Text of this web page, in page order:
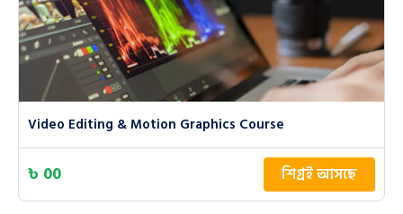
Video Editing & Motion Graphics Course
৳ 00 শিগ্রই আসছে